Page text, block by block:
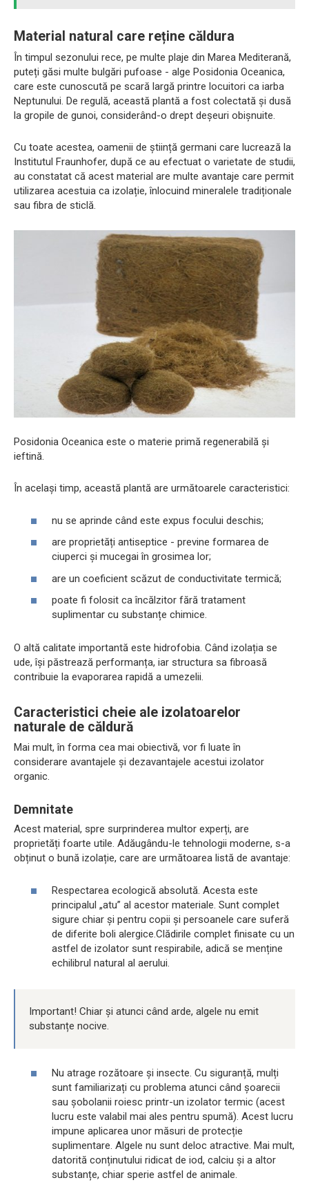
Material natural care reține căldura
În timpul sezonului rece, pe multe plaje din Marea Mediterană,
puteți găsi multe bulgări pufoase - alge Posidonia Oceanica,
care este cunoscută pe scară largă printre locuitori ca iarba
Neptunului. De regulă, această plantă a fost colectată și dusă
la gropile de gunoi, considerând-o drept deșeuri obișnuite.
Cu toate acestea, oamenii de știință germani care lucrează la
Institutul Fraunhofer, după ce au efectuat o varietate de studii,
au constatat că acest material are multe avantaje care permit
utilizarea acestuia ca izolație, înlocuind mineralele tradiționale
sau fibra de sticlă.
Posidonia Oceanica este o materie primă regenerabilă și
ieftină.
În același timp, această plantă are următoarele caracteristici:
nu se aprinde când este expus focului deschis;
are proprietăți antiseptice - previne formarea de
ciuperci și mucegai în grosimea lor;
are un coeficient scăzut de conductivitate termică;
poate fi folosit ca încălzitor fără tratament
suplimentar cu substanțe chimice.
O altă calitate importantă este hidrofobia. Când izolația se
ude, își păstrează performanța, iar structura sa fibroasă
contribuie la evaporarea rapidă a umezelii.
Caracteristici cheie ale izolatoarelor
naturale de căldură
Mai mult, în forma cea mai obiectivă, vor fi luate în
considerare avantajele și dezavantajele acestui izolator
organic.
Demnitate
Acest material, spre surprinderea multor experți, are
proprietăți foarte utile. Adăugându-le tehnologii moderne, s-a
obținut o bună izolație, care are următoarea listă de avantaje:
Respectarea ecologică absolută. Acesta este
principalul „atu” al acestor materiale. Sunt complet
sigure chiar și pentru copii și persoanele care suferă
de diferite boli alergice.Clădirile complet finisate cu un
astfel de izolator sunt respirabile, adică se menține
echilibrul natural al aerului.
Important! Chiar și atunci când arde, algele nu emit
substanțe nocive.
Nu atrage rozătoare și insecte. Cu siguranță, mulți
sunt familiarizați cu problema atunci când șoarecii
sau șobolanii roiesc printr-un izolator termic (acest
lucru este valabil mai ales pentru spumă). Acest lucru
impune aplicarea unor măsuri de protecție
suplimentare. Algele nu sunt deloc atractive. Mai mult,
datorită conținutului ridicat de iod, calciu și a altor
substanțe, chiar sperie astfel de animale.